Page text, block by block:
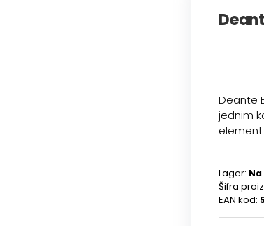
Deante
jednim
element
Lager:
Šifra
EAN kod: